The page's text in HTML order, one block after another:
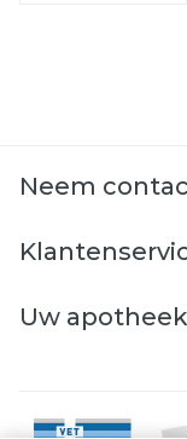
Neem
Uw apotheek